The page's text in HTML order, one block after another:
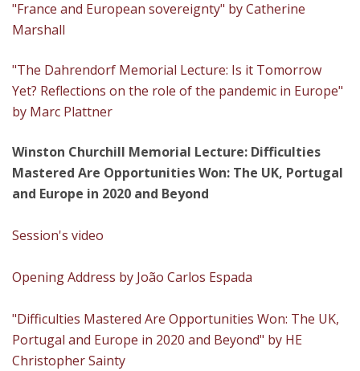
"France and European sovereignty" by Catherine
Marshall
"The Dahrendorf Memorial Lecture: Is it Tomorrow
Yet? Reflections on the role of the pandemic in Europe"
by Marc Plattner
Winston Churchill Memorial Lecture: Difficulties
Mastered Are Opportunities Won: The UK, Portugal
and Europe in 2020 and Beyond​
Session's video
Opening Address by João Carlos Espada
"Difficulties Mastered Are Opportunities Won: The UK,
Portugal and Europe in 2020 and Beyond" by HE
Christopher Sainty